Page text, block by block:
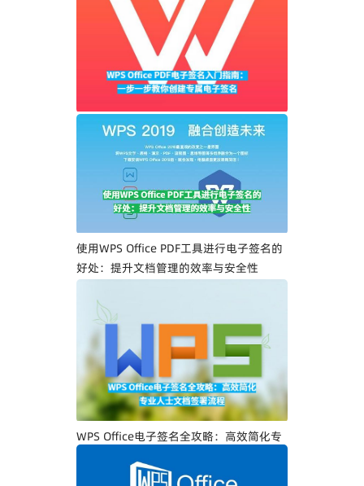
WPS Office PDF电子签名入门指南：一步
一步教你创建专属电子签名
使用WPS Office PDF工具进行电子签名的
好处：提升文档管理的效率与安全性
WPS Office电子签名全攻略：高效简化专